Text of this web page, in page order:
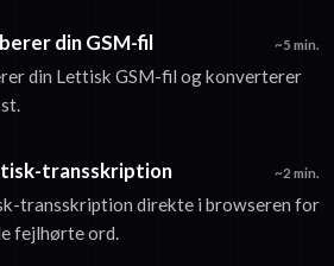
din GSM-fil ~5 min.
din Lettisk GSM-fil og konverterer
transskription ~2 min.
transskription direkte i browseren for
fejlhørte ord.